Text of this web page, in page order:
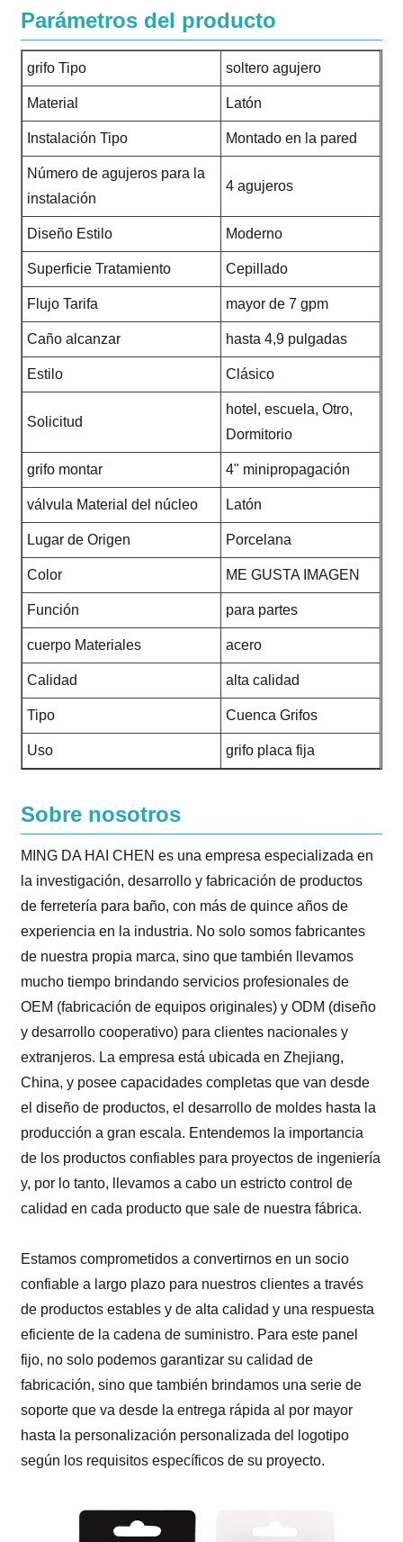
Parámetros del producto
grifo Tipo soltero agujero
Material Latón
Instalación Tipo Montado en la pared
Número de agujeros para la
instalación
4 agujeros
Diseño Estilo Moderno
Superficie Tratamiento Cepillado
Flujo Tarifa mayor de 7 gpm
Caño alcanzar hasta 4,9 pulgadas
Estilo Clásico
Solicitud
hotel, escuela, Otro,
Dormitorio
grifo montar 4" minipropagación
válvula Material del núcleo Latón
Lugar de Origen Porcelana
Color ME GUSTA IMAGEN
Función para partes
cuerpo Materiales acero
Calidad alta calidad
Tipo Cuenca Grifos
Uso grifo placa fija
Sobre nosotros
MING DA HAI CHEN es una empresa especializada en
la investigación, desarrollo y fabricación de productos
de ferretería para baño, con más de quince años de
experiencia en la industria. No solo somos fabricantes
de nuestra propia marca, sino que también llevamos
mucho tiempo brindando servicios profesionales de
OEM (fabricación de equipos originales) y ODM (diseño
y desarrollo cooperativo) para clientes nacionales y
extranjeros. La empresa está ubicada en Zhejiang,
China, y posee capacidades completas que van desde
el diseño de productos, el desarrollo de moldes hasta la
producción a gran escala. Entendemos la importancia
de los productos confiables para proyectos de ingeniería
y, por lo tanto, llevamos a cabo un estricto control de
calidad en cada producto que sale de nuestra fábrica.
Estamos comprometidos a convertirnos en un socio
confiable a largo plazo para nuestros clientes a través
de productos estables y de alta calidad y una respuesta
eficiente de la cadena de suministro. Para este panel
fijo, no solo podemos garantizar su calidad de
fabricación, sino que también brindamos una serie de
soporte que va desde la entrega rápida al por mayor
hasta la personalización personalizada del logotipo
según los requisitos específicos de su proyecto.